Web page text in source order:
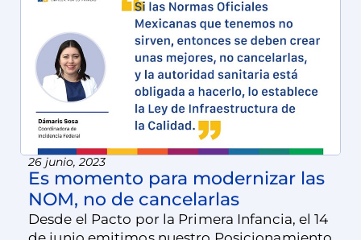
26 junio, 2023
Es momento para modernizar las
NOM, no de cancelarlas
Desde el Pacto por la Primera Infancia, el 14